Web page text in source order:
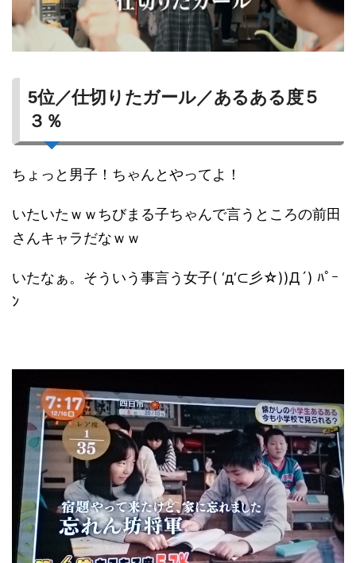
5位／仕切りたガール／あるある度５
３％
ちょっと男子！ちゃんとやってよ！
いたいたｗｗちびまる子ちゃんで言うところの前田
さんキャラだなｗｗ
いたなぁ。そういう事言う女子( ‘д‘⊂彡☆))Д´) ﾊﾟｰ
ﾝ